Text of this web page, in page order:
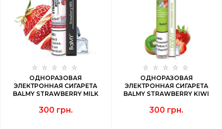
ОДНОРАЗОВАЯ
ЭЛЕКТРОННАЯ СИГАРЕТА
BALMY STRAWBERRY MILK
PUFF
300 грн.
ОДНОРАЗОВАЯ
ЭЛЕКТРОННАЯ СИГАРЕТА
BALMY STRAWBERRY KIWI
300 грн.